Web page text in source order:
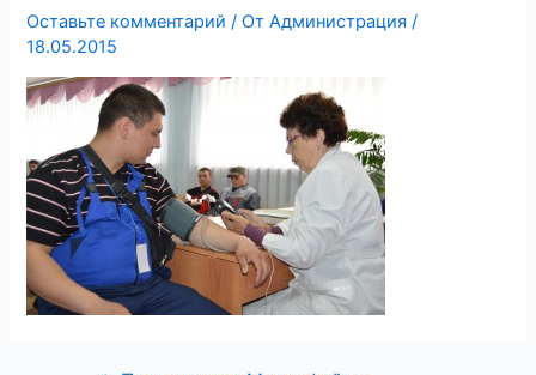
Оставьте комментарий / От Администрация /
18.05.2015